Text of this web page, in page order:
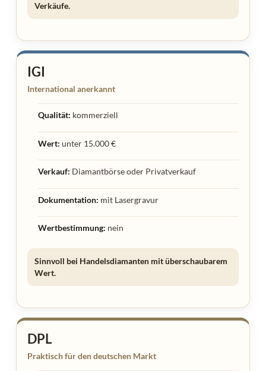
Verkäufe.
IGI
International anerkannt
Qualität: kommerziell
Wert: unter 15.000 €
Verkauf: Diamantbörse oder Privatverkauf
Dokumentation: mit Lasergravur
Wertbestimmung: nein
Sinnvoll bei Handelsdiamanten mit überschaubarem
Wert.
DPL
Praktisch für den deutschen Markt